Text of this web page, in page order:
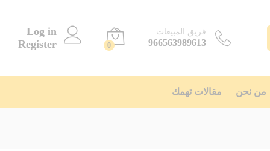
فريق المبيعات
966563989613
0
Log in
Register
من نحن مقالات تهمك